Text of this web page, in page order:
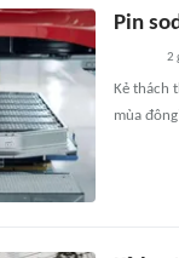
Pin
2
Kẻ thách
mùa